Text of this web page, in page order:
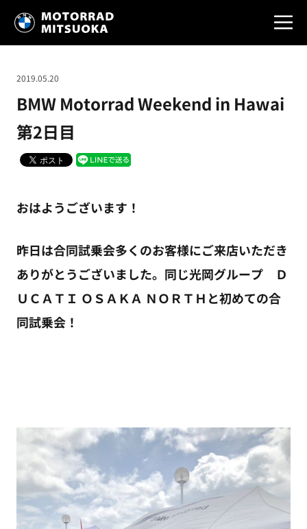
BMW Motorrad Weekend in Hawai
第2日目
2019.05.20
おはようございます！
昨日は合同試乗会多くのお客様にご来店いただき
ありがとうございました。同じ光岡グループ Ｄ
ＵＣＡＴＩ ＯＳＡＫＡ ＮＯＲＴＨと初めての合
同試乗会！